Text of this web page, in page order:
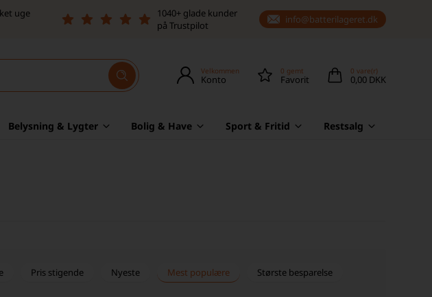
uge
1040+ glade kunder
på Trustpilot
info@batterilageret.dk
Velkommen
Konto
0 gemt
Favorit
0 vare(r)
0,00 DKK
Belysning & Lygter Bolig & Have Sport & Fritid Restsalg
Pris stigende Nyeste Mest populære Største besparelse